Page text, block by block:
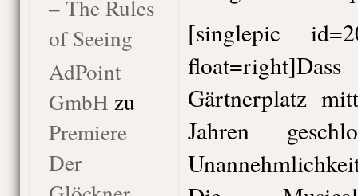
– The Rules
of Seeing
AdPoint
GmbH zu
Premiere
Der
[singlepic
Gärtnerplatz
Jahren